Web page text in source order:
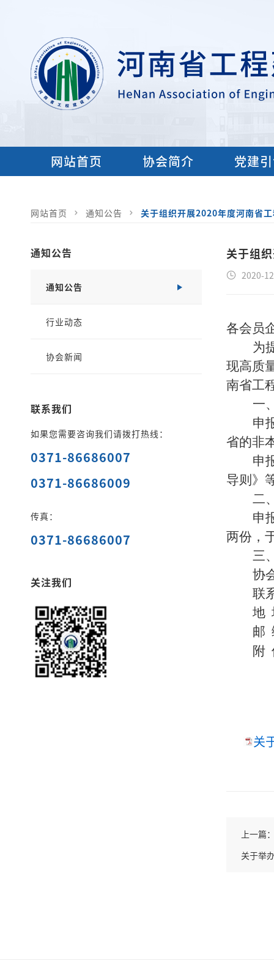
网站首页 协会简介 党建
网站首页 通知公告 关于组织开展2020年度河南省
通知公告
通知公告
行业动态
协会新闻
联系我们
如果您需要咨询我们请拨打热线：
0371-86686007
0371-86686009
传真：
0371-86686007
关注我们
关于组
2020-
各会员
为
现高质
南省工
一
申
省的非
申
导则》
二
申
两份，
三
协
联
地
邮
附
关
上一篇
关于举